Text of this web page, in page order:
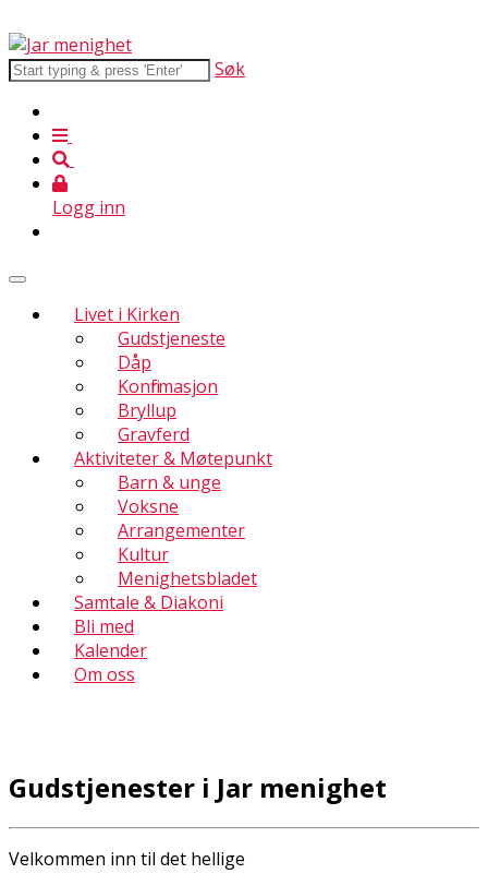
Søk
Logg inn
Livet i Kirken
Gudstjeneste
Dåp
Konfirmasjon
Bryllup
Gravferd
Aktiviteter & Møtepunkt
Barn & unge
Voksne
Arrangementer
Kultur
Menighetsbladet
Samtale & Diakoni
Bli med
Kalender
Om oss
Gudstjenester i Jar menighet
Velkommen inn til det hellige